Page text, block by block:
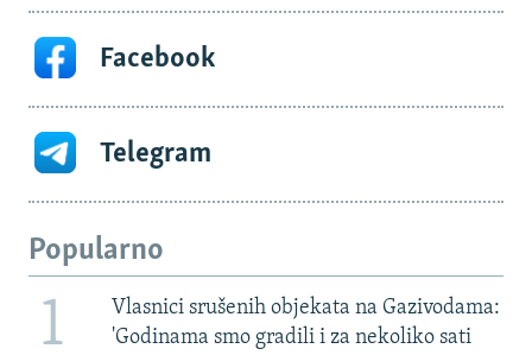
Facebook
Telegram
Popularno
1
Vlasnici srušenih objekata na Gazivodama:
'Godinama smo gradili i za nekoliko sati